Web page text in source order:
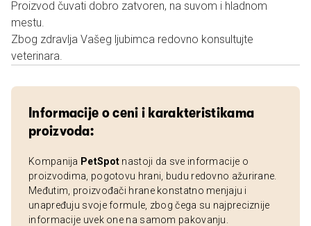
Proizvod čuvati dobro zatvoren, na suvom i hladnom
mestu.
Zbog zdravlja Vašeg ljubimca redovno konsultujte
veterinara.
Informacije o ceni i karakteristikama
proizvoda:
Kompanija PetSpot nastoji da sve informacije o
proizvodima, pogotovu hrani, budu redovno ažurirane.
Međutim, proizvođači hrane konstatno menjaju i
unapređuju svoje formule, zbog čega su najpreciznije
informacije uvek one na samom pakovanju.